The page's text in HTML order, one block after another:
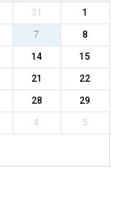
31
1
7
8
14
15
21
22
28
29
4 5